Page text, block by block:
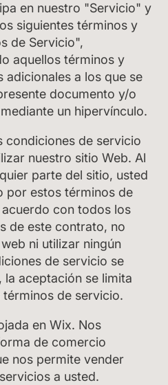
en nuestro "Servicio" y
siguientes términos y
de Servicio",
aquellos términos y
a los que se
documento y/o
un hipervínculo.
condiciones de servicio
nuestro sitio Web. Al
parte del sitio, usted
por estos términos de
con todos los
de este contrato, no
ni utilizar ningún
de servicio se
aceptación se limita
de servicio.
en Wix. Nos
de comercio
nos permite vender
a usted.